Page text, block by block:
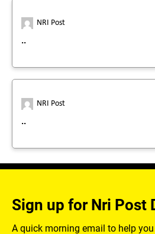
NRI Post
..
NRI Post
..
Sign up for Nri Post
A quick morning email to help